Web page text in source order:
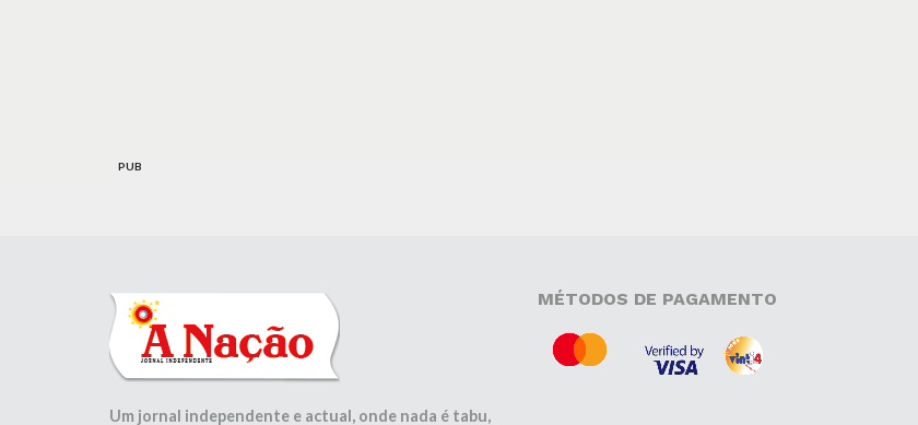
PUB
Um jornal independente e actual, onde nada é tabu,
MÉTODOS DE PAGAMENTO